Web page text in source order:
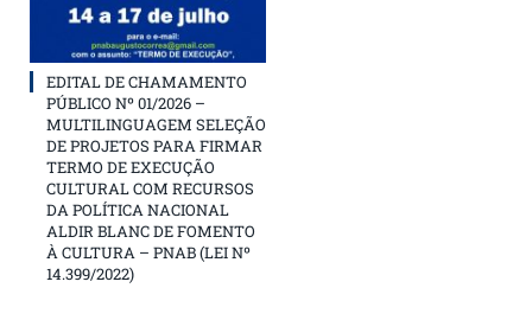
EDITAL DE CHAMAMENTO
PÚBLICO Nº 01/2026 –
MULTILINGUAGEM SELEÇÃO
DE PROJETOS PARA FIRMAR
TERMO DE EXECUÇÃO
CULTURAL COM RECURSOS
DA POLÍTICA NACIONAL
ALDIR BLANC DE FOMENTO
À CULTURA – PNAB (LEI Nº
14.399/2022)